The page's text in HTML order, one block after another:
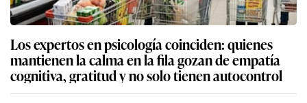
Los expertos en psicología coinciden: quienes
mantienen la calma en la fila gozan de empatía
cognitiva, gratitud y no solo tienen autocontrol